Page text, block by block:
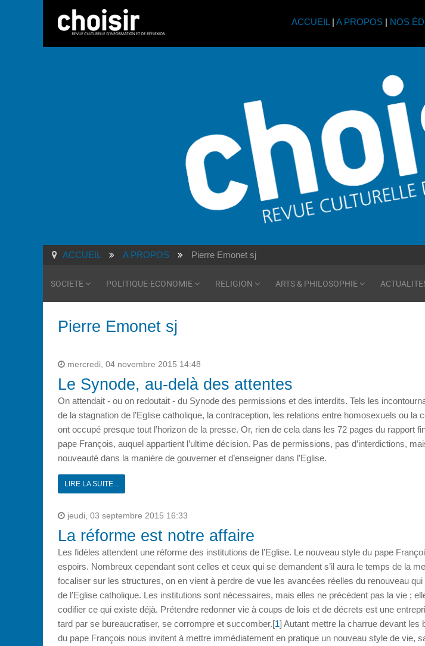
ACCUEIL | A PROPOS| NOS
ACCUEIL A PROPOS Pierre Emonet sj
SOCIETE POLITIQUE-ECONOMIE RELIGION ARTS & PHILOSOPHIE
Pierre Emonet sj
mercredi, 04 novembre 2015 14:48
Le Synode, au-delà des attentes
On attendait - ou on redoutait - du Synode des permissions et des interdits. Tels les
de la stagnation de l’Eglise catholique, la contraception, les relations entre homosexuels ou la
ont occupé presque tout l’horizon de la presse. Or, rien de cela dans les 72 pages du rapport
pape François, auquel appartient l’ultime décision. Pas de permissions, pas d’interdictions,
nouveauté dans la manière de gouverner et d’enseigner dans l’Eglise.
LIRE LA SUITE...
jeudi, 03 septembre 2015 16:33
La réforme est notre affaire
Les fidèles attendent une réforme des institutions de l’Eglise. Le nouveau style du pape
espoirs. Nombreux cependant sont celles et ceux qui se demandent s’il aura le temps de la
focaliser sur les structures, on en vient à perdre de vue les avancées réelles du renouveau
de l’Eglise catholique. Les institutions sont nécessaires, mais elles ne précèdent pas la vie ;
codifier ce qui existe déjà. Prétendre redonner vie à coups de lois et de décrets est une
tard par se bureaucratiser, se corrompre et succomber.[1] Autant mettre la charrue devant
du pape François nous invitent à mettre immédiatement en pratique un nouveau style de vie,